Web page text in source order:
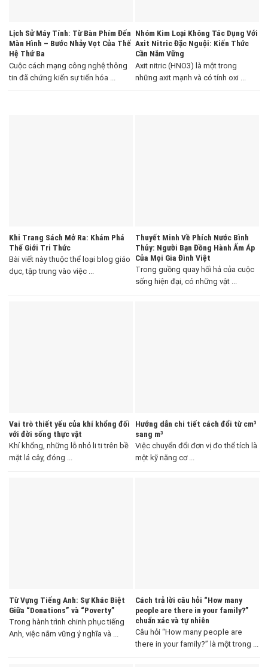
Lịch Sử Máy Tính: Từ Bàn Phím Đến
Màn Hình – Bước Nhảy Vọt Của Thế
Hệ Thứ Ba
Cuộc cách mạng công nghệ thông
tin đã chứng kiến sự tiến hóa ...
Nhóm Kim Loại Không Tác Dụng Với
Axit Nitric Đặc Nguội: Kiến Thức
Cần Nắm Vững
Axit nitric (HNO3) là một trong
những axit mạnh và có tính oxi ...
Khi Trang Sách Mở Ra: Khám Phá
Thế Giới Tri Thức
Bài viết này thuộc thể loại blog giáo
dục, tập trung vào việc ...
Thuyết Minh Về Phích Nước Bình
Thủy: Người Bạn Đồng Hành Ấm Áp
Của Mọi Gia Đình Việt
Trong guồng quay hối hả của cuộc
sống hiện đại, có những vật ...
Vai trò thiết yếu của khí khổng đối
với đời sống thực vật
Khí khổng, những lỗ nhỏ li ti trên bề
mặt lá cây, đóng ...
Hướng dẫn chi tiết cách đổi từ cm³
sang m³
Việc chuyển đổi đơn vị đo thể tích là
một kỹ năng cơ ...
Từ Vựng Tiếng Anh: Sự Khác Biệt
Giữa “Donations” và “Poverty”
Trong hành trình chinh phục tiếng
Anh, việc nắm vững ý nghĩa và ...
Cách trả lời câu hỏi “How many
people are there in your family?”
chuẩn xác và tự nhiên
Câu hỏi “How many people are
there in your family?” là một trong ...